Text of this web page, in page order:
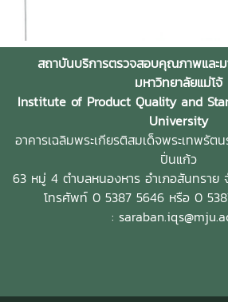
สถาบันบริการตรวจสอบคุณภาพแล
มหาวิทยาลัยแม่โจ้
Institute of Product Quality and
University
อาคารเฉลิมพระเกียรติสมเด็จพระเทพรัต
ปิ่นแก้ว
63 หมู่ 4 ตำบลหนองหาร อำเภอสันทราย
โทรศัพท์ 0 5387 5646 หรือ 0
: